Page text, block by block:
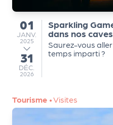
du
01
JANVIER
JANV.
2025
au
31
DÉCEMBRE
DÉC.
2026
Sparkling
dans nos
Saurez-vous
temps imparti ?
Tourisme •Visites
n
is
a
s